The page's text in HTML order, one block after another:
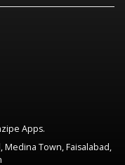
Apps.
Medina Town, Faisalabad,